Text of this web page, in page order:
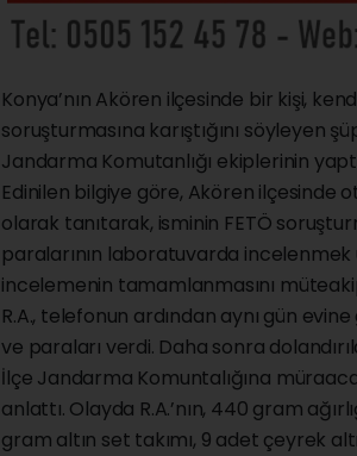
Konya’nın Akören ilçesinde bir kişi,
soruşturmasına karıştığını söyleyen
Jandarma Komutanlığı ekiplerinin
Edinilen bilgiye göre, Akören ilçesinde
olarak tanıtarak, isminin FETÖ
paralarının laboratuvarda
incelemenin tamamlanmasını
R.A., telefonun ardından aynı gün
ve paraları verdi. Daha sonra
İlçe Jandarma Komuntalığına
anlattı. Olayda R.A.’nın, 440 gram
gram altın set takımı, 9 adet çeyrek